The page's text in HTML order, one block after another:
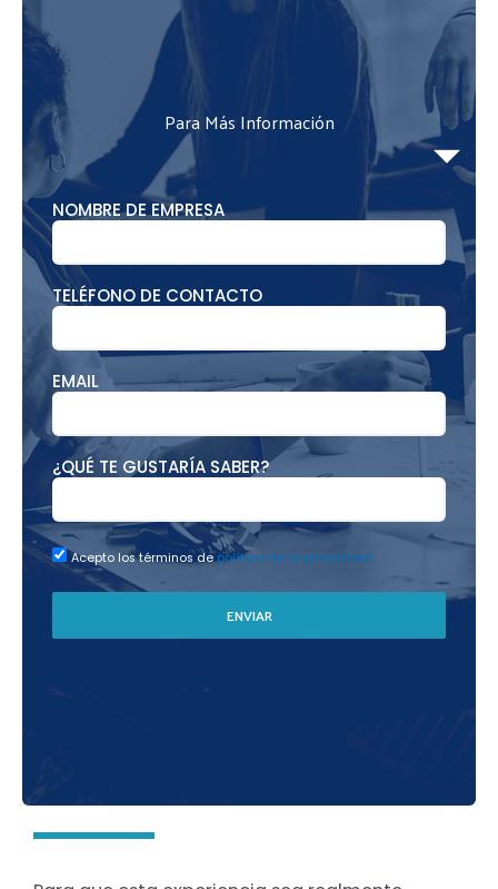
Para Más Información
NOMBRE DE EMPRESA
TELÉFONO DE CONTACTO
EMAIL
¿QUÉ TE GUSTARÍA SABER?
Acepto los términos depolítica de la privacidad.
ENVIAR